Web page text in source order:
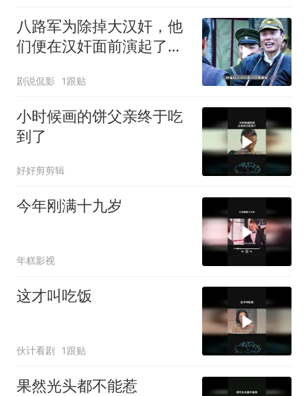
八路军为除掉大汉奸，他
们便在汉奸面前演起了双
剧说侃影 1跟贴
小时候画的饼父亲终于吃
到了
好好剪剪辑
今年刚满十九岁
年糕影视
这才叫吃饭
伙计看剧 1跟贴
果然光头都不能惹